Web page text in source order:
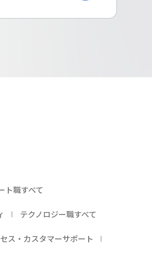
ト職すべて
テクノロジー職すべて
ス・カスタマーサポート